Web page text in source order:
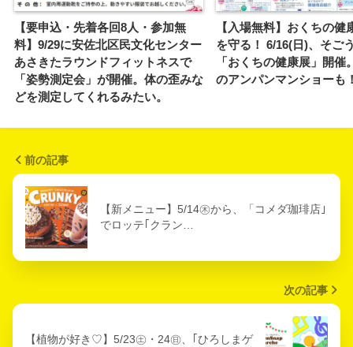
【要申込・先着各回8人・参加無
料】9/29に安佐北区民文化センター
あさきたラウンドフィットネスで
「姿勢測定会」が開催。体の歪みな
どを測定してくれるみたい。
【入場無料】おくちの健
を守る！ 6/16(日)、そご
「おくちの健康展」開催
のアンパンマンショーも
前の記事
【新メニュー】5/14㊍から、「コメダ珈琲店｣
でロッテ｢クラン…
次の記事
【植物が好き♡】5/23㊏・24㊐、｢ひろしまゲ